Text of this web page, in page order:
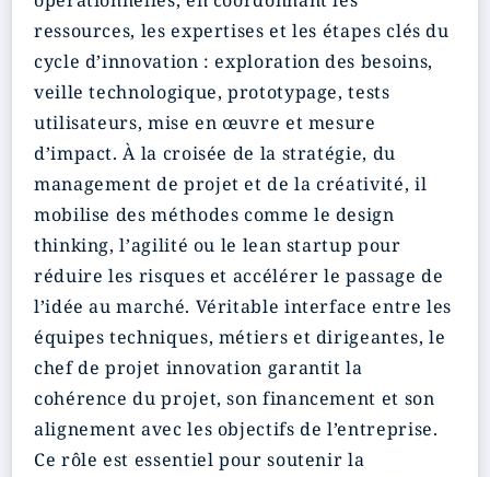
ressources, les expertises et les étapes clés du
cycle d’innovation : exploration des besoins,
veille technologique, prototypage, tests
utilisateurs, mise en œuvre et mesure
d’impact. À la croisée de la stratégie, du
management de projet et de la créativité, il
mobilise des méthodes comme le design
thinking, l’agilité ou le lean startup pour
réduire les risques et accélérer le passage de
l’idée au marché. Véritable interface entre les
équipes techniques, métiers et dirigeantes, le
chef de projet innovation garantit la
cohérence du projet, son financement et son
alignement avec les objectifs de l’entreprise.
Ce rôle est essentiel pour soutenir la